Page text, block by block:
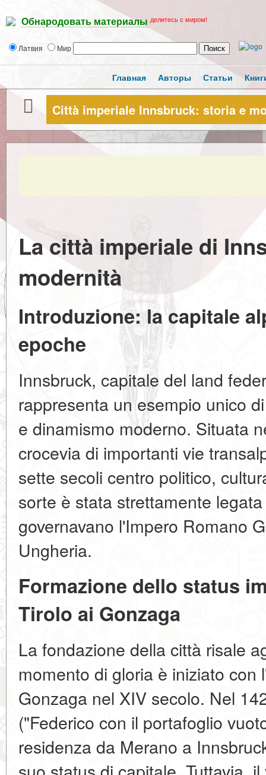
Обнародовать материалы делитесь с миром!
Латвия Мир
Главная Авторы Статьи
Città imperiale Innsbruck: storia e
La città imperiale di
modernità
Introduzione: la capitale
epoche
Innsbruck, capitale del land
rappresenta un esempio unico
e dinamismo moderno. Situata
crocevia di importanti vie
sette secoli centro politico,
sorte è stata strettamente
governavano l'Impero Romano
Ungheria.
Formazione dello status
Tirolo ai Gonzaga
La fondazione della città risale
momento di gloria è iniziato con
Gonzaga nel XIV secolo. Nel
("Federico con il portafoglio
residenza da Merano a